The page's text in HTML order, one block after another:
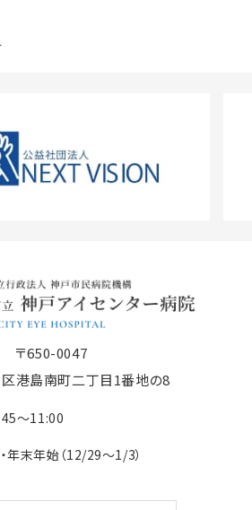
〒650-0047
港島南町二丁目1番地の8
〜11:00
年末年始（12/29～1/3）